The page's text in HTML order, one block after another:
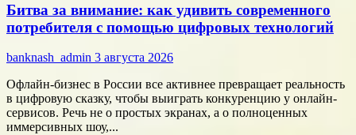
сотрудников:
как
собрать
команду,
которая
работает
на
результат
Битва за внимание: как удивить современного
потребителя с помощью цифровых технологий
banknash_admin 3 августа 2026
Офлайн-бизнес в России все активнее превращает реальность
в цифровую сказку, чтобы выиграть конкуренцию у онлайн-
сервисов. Речь не о простых экранах, а о полноценных
иммерсивных шоу,...